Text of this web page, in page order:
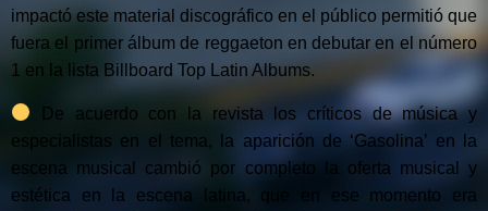
impactó este material discográfico en el público permitió que
fuera el primer álbum de reggaeton en debutar en el número
1 en la lista Billboard Top Latin Albums.
De acuerdo con la revista los críticos de música y
especialistas en el tema, la aparición de ‘Gasolina’ en la
escena musical cambió por completo la oferta musical y
estética en la escena latina, que en ese momento era